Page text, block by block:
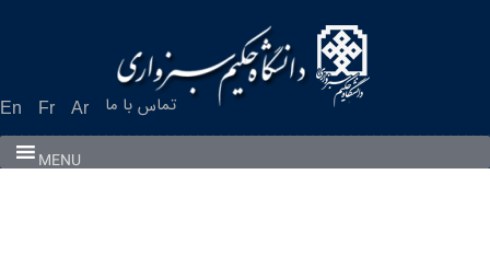
En Fr Ar تماس با ما
MENU